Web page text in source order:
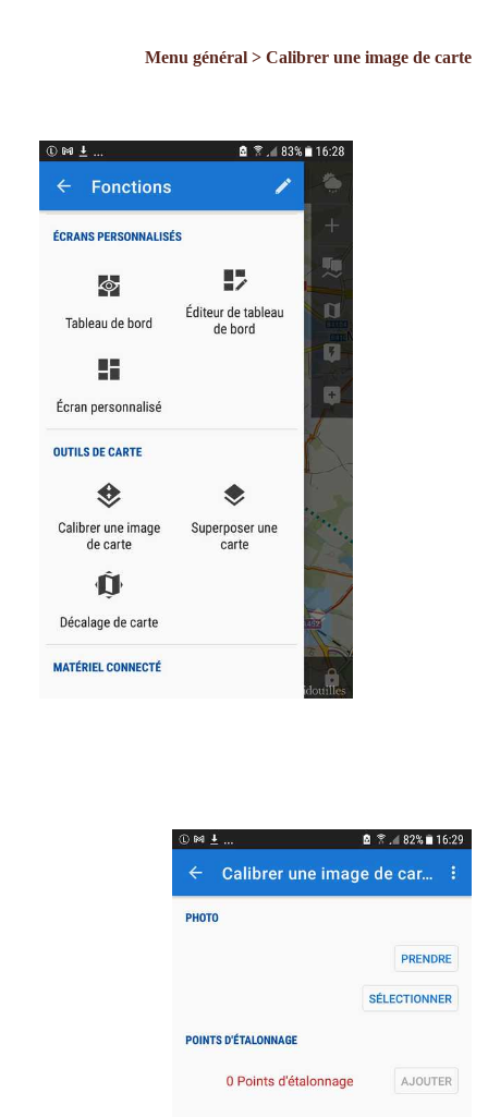
Menu général > Calibrer une image de carte